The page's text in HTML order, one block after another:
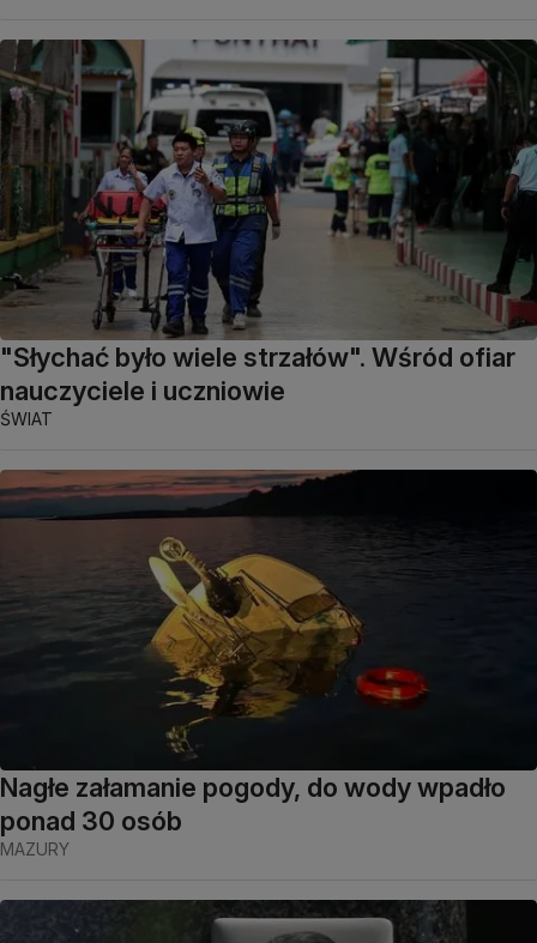
"Słychać było wiele strzałów". Wśród ofiar
nauczyciele i uczniowie
ŚWIAT
Nagłe załamanie pogody, do wody wpadło
ponad 30 osób
MAZURY